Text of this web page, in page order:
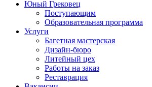
Юный Грековец
Поступающим
Образовательная программа
Услуги
Багетная мастерская
Дизайн-бюро
Литейный цех
Работы на заказ
Реставрация